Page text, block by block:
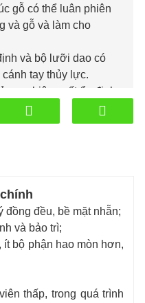
gỗ có thể luân phiên
và gỗ và làm cho
và bộ lưỡi dao có
tay thủy lực.
gọn, hiệu suất ổn định,
sản xuất cao.
đều, bề mặt nhẵn;
và bảo trì;
bộ phận hao mòn hơn,
thấp, trong quá trình